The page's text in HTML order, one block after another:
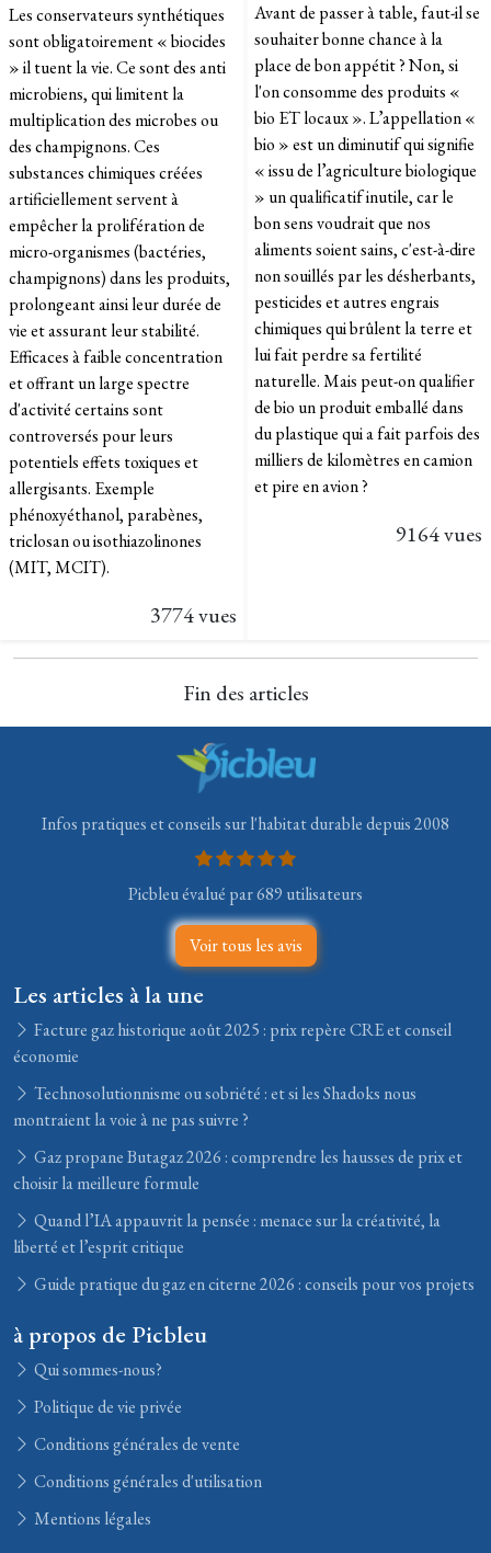
Les conservateurs synthétiques
sont obligatoirement « biocides
» il tuent la vie. Ce sont des anti
microbiens, qui limitent la
multiplication des microbes ou
des champignons. Ces
substances chimiques créées
artificiellement servent à
empêcher la prolifération de
micro-organismes (bactéries,
champignons) dans les produits,
prolongeant ainsi leur durée de
vie et assurant leur stabilité.
Efficaces à faible concentration
et offrant un large spectre
d'activité certains sont
controversés pour leurs
potentiels effets toxiques et
allergisants. Exemple
phénoxyéthanol, parabènes,
triclosan ou isothiazolinones
(MIT, MCIT).
3774 vues
Avant de passer à table, faut-il se
souhaiter bonne chance à la
place de bon appétit ? Non, si
l'on consomme des produits «
bio ET locaux ». L’appellation «
bio » est un diminutif qui signifie
« issu de l’agriculture biologique
» un qualificatif inutile, car le
bon sens voudrait que nos
aliments soient sains, c'est-à-dire
non souillés par les désherbants,
pesticides et autres engrais
chimiques qui brûlent la terre et
lui fait perdre sa fertilité
naturelle. Mais peut-on qualifier
de bio un produit emballé dans
du plastique qui a fait parfois des
milliers de kilomètres en camion
et pire en avion ?
9164 vues
Fin des articles
Infos pratiques et conseils sur l'habitat durable depuis 2008
Picbleu évalué par 689 utilisateurs
Voir tous les avis
Les articles à la une
Facture gaz historique août 2025 : prix repère CRE et conseil
économie
Technosolutionnisme ou sobriété : et si les Shadoks nous
montraient la voie à ne pas suivre ?
Gaz propane Butagaz 2026 : comprendre les hausses de prix et
choisir la meilleure formule
Quand l’IA appauvrit la pensée : menace sur la créativité, la
liberté et l’esprit critique
Guide pratique du gaz en citerne 2026 : conseils pour vos projets
à propos de Picbleu
Qui sommes-nous?
Politique de vie privée
Conditions générales de vente
Conditions générales d'utilisation
Mentions légales